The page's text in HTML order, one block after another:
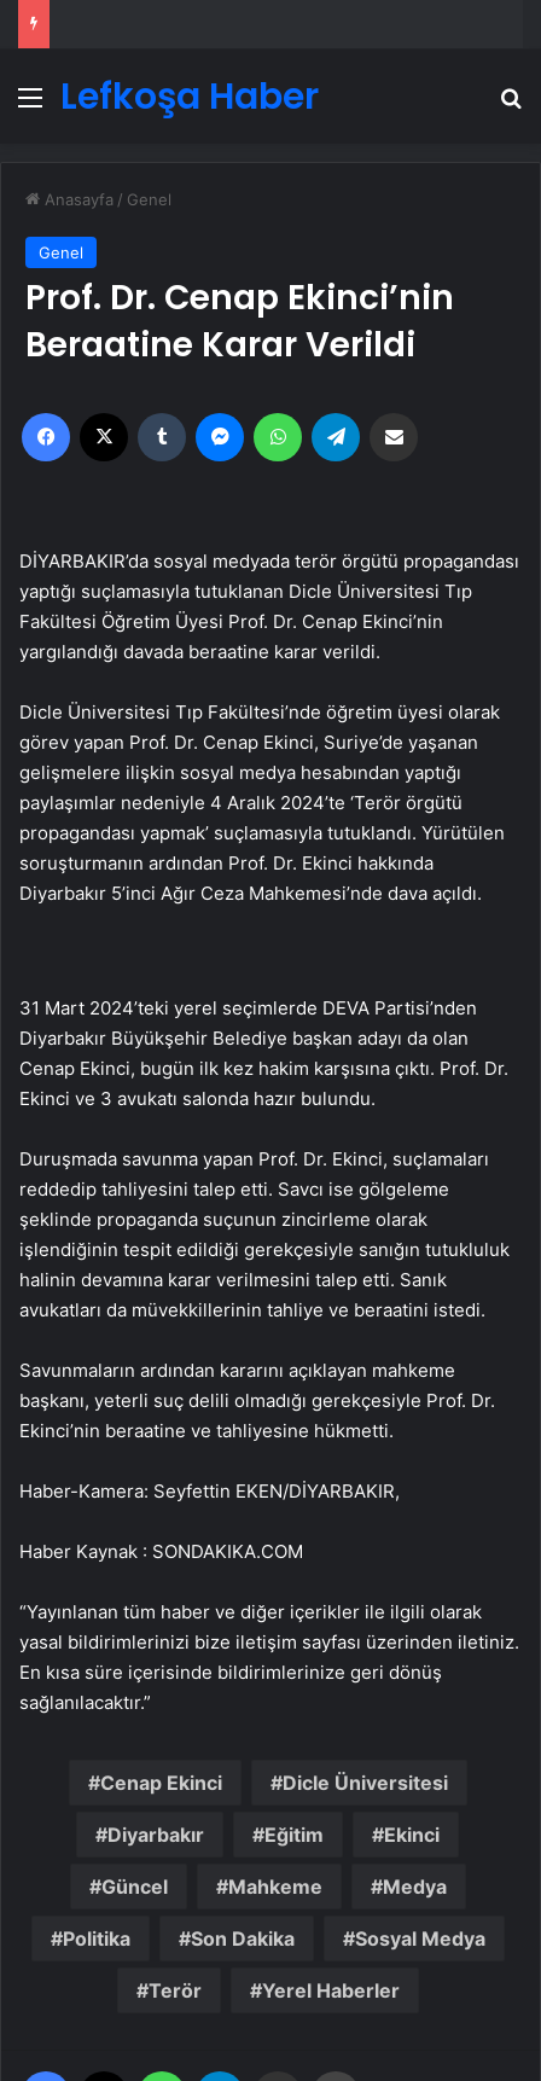
Menü
Lefkoşa Haber
Anasayfa / Genel
Genel
Prof. Dr. Cenap Ekinci’nin
Beraatine Karar Verildi
Facebook Tumblr MessengerWhatsApp
DİYARBAKIR’da sosyal medyada terör örgütü propagandası
yaptığı suçlamasıyla tutuklanan Dicle Üniversitesi Tıp
Fakültesi Öğretim Üyesi Prof. Dr. Cenap Ekinci’nin
yargılandığı davada beraatine karar verildi.
Dicle Üniversitesi Tıp Fakültesi’nde öğretim üyesi olarak
görev yapan Prof. Dr. Cenap Ekinci, Suriye’de yaşanan
gelişmelere ilişkin sosyal medya hesabından yaptığı
paylaşımlar nedeniyle 4 Aralık 2024’te ‘Terör örgütü
propagandası yapmak’ suçlamasıyla tutuklandı. Yürütülen
soruşturmanın ardından Prof. Dr. Ekinci hakkında
Diyarbakır 5’inci Ağır Ceza Mahkemesi’nde dava açıldı.
31 Mart 2024’teki yerel seçimlerde DEVA Partisi’nden
Diyarbakır Büyükşehir Belediye başkan adayı da olan
Cenap Ekinci, bugün ilk kez hakim karşısına çıktı. Prof. Dr.
Ekinci ve 3 avukatı salonda hazır bulundu.
Duruşmada savunma yapan Prof. Dr. Ekinci, suçlamaları
reddedip tahliyesini talep etti. Savcı ise gölgeleme
şeklinde propaganda suçunun zincirleme olarak
işlendiğinin tespit edildiği gerekçesiyle sanığın tutukluluk
halinin devamına karar verilmesini talep etti. Sanık
avukatları da müvekkillerinin tahliye ve beraatini istedi.
Savunmaların ardından kararını açıklayan mahkeme
başkanı, yeterli suç delili olmadığı gerekçesiyle Prof. Dr.
Ekinci’nin beraatine ve tahliyesine hükmetti.
Haber-Kamera: Seyfettin EKEN/DİYARBAKIR,
Haber Kaynak : SONDAKIKA.COM
“Yayınlanan tüm haber ve diğer içerikler ile ilgili olarak
yasal bildirimlerinizi bize iletişim sayfası üzerinden iletiniz.
En kısa süre içerisinde bildirimlerinize geri dönüş
sağlanılacaktır.”
Cenap Ekinci Dicle Üniversitesi
Diyarbakır Eğitim Ekinci
Güncel Mahkeme Medya
Politika Son Dakika Sosyal Medya
Terör Yerel Haberler
Facebook WhatsApp Email'den paylaş